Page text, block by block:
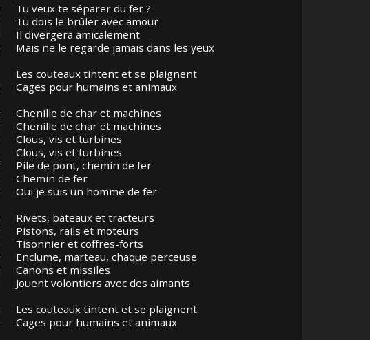
Tu veux te séparer du fer ?
Tu dois le brûler avec amour
Il divergera amicalement
Mais ne le regarde jamais dans les yeux
Les couteaux tintent et se plaignent
Cages pour humains et animaux
Chenille de char et machines
Chenille de char et machines
Clous, vis et turbines
Clous, vis et turbines
Pile de pont, chemin de fer
Chemin de fer
Oui je suis un homme de fer
Rivets, bateaux et tracteurs
Pistons, rails et moteurs
Tisonnier et coffres-forts
Enclume, marteau, chaque perceuse
Canons et missiles
Jouent volontiers avec des aimants
Les couteaux tintent et se plaignent
Cages pour humains et animaux